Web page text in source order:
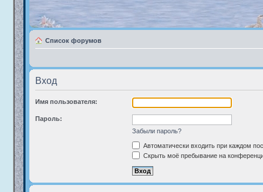
Список форумов
Вход
Имя пользователя:
Пароль:
Забыли пароль?
Автоматически входить при каждом
Скрыть моё пребывание на